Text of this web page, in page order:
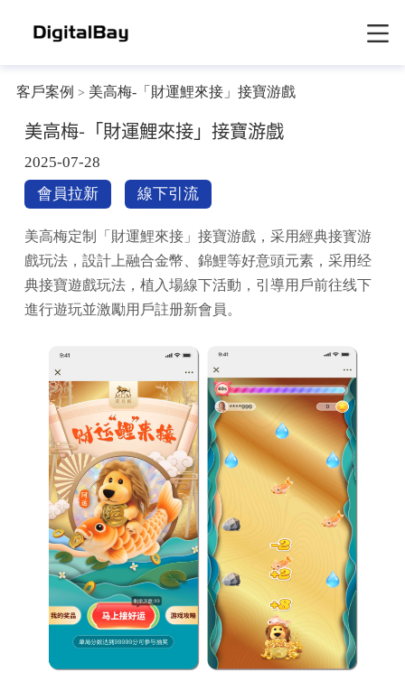
客戶案例 > 美高梅-「財運鯉來接」接寶游戲
美高梅-「財運鯉來接」接寶游戲
2025-07-28
會員拉新
線下引流
美高梅定制「財運鯉來接」接寶游戲，采用經典接寳游
戲玩法，設計上融合金幣、錦鯉等好意頭元素，采用经
典接寶遊戲玩法，植入場線下活動，引導用戶前往线下
進行遊玩並激勵用戶註册新會員。